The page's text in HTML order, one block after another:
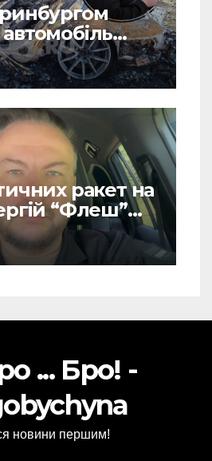
дронів “Упир”
ракет на
“Флеш”
до гіршого
... Бро! -
новини першим!